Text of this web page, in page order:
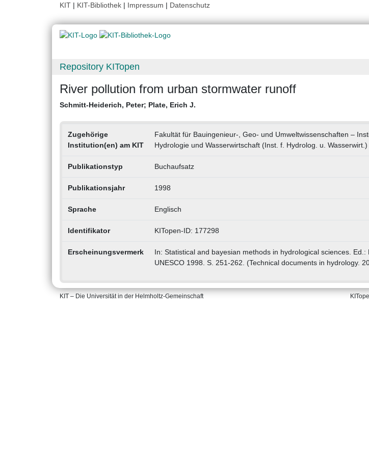
KIT | KIT-Bibliothek | Impressum | Datenschutz
Repository KITopen
River pollution from urban stormwater runoff
Schmitt-Heiderich, Peter; Plate, Erich J.
Zugehörige
Institution(en) am KIT
Fakultät für Bauingenieur-, Geo- und Umweltwissenschaften –
Hydrologie und Wasserwirtschaft (Inst. f. Hydrolog. u. Wasserwirt.)
Publikationstyp Buchaufsatz
Publikationsjahr 1998
Sprache Englisch
Identifikator KITopen-ID: 177298
Erscheinungsvermerk
In: Statistical and bayesian methods in hydrological sciences. Ed.:
UNESCO 1998. S. 251-262. (Technical documents in hydrology.
KIT – Die Universität in der Helmholtz-Gemeinschaft